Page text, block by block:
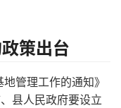
策出台
管理工作的通知》
县人民政府要设立